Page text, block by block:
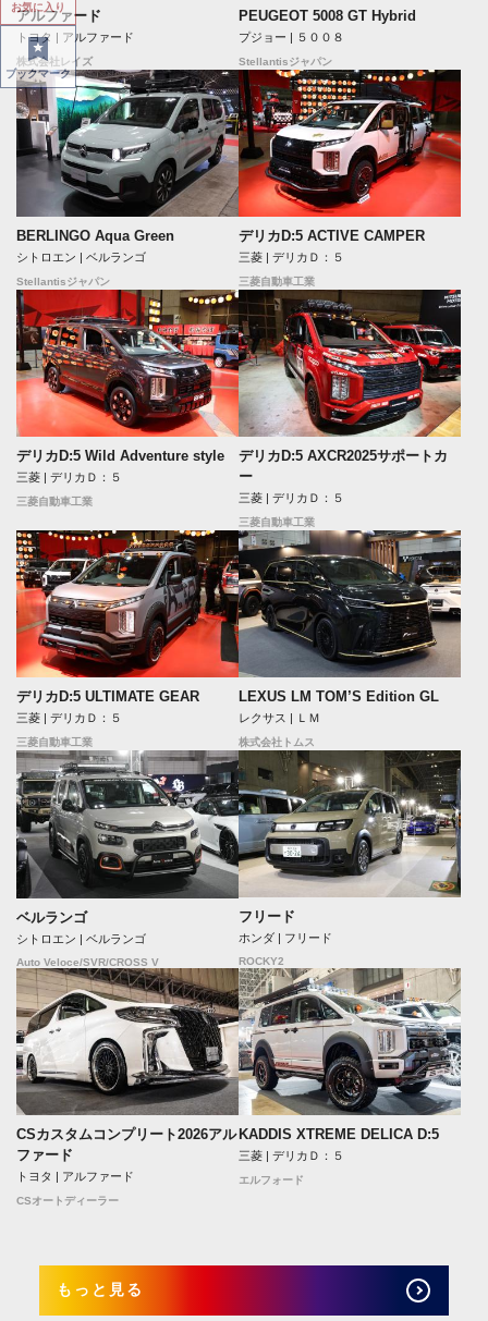
アルファード
トヨタ | アルファード
株式会社レイズ
PEUGEOT 5008 GT Hybrid
プジョー | ５００８
Stellantisジャパン
BERLINGO Aqua Green
シトロエン | ベルランゴ
Stellantisジャパン
デリカD:5 ACTIVE CAMPER
三菱 | デリカＤ：５
三菱自動車工業
デリカD:5 Wild Adventure style
三菱 | デリカＤ：５
三菱自動車工業
デリカD:5 AXCR2025サポートカ
ー
三菱 | デリカＤ：５
三菱自動車工業
デリカD:5 ULTIMATE GEAR
三菱 | デリカＤ：５
三菱自動車工業
LEXUS LM TOM’S Edition GL
レクサス | ＬＭ
株式会社トムス
ベルランゴ
シトロエン | ベルランゴ
Auto Veloce/SVR/CROSS V
フリード
ホンダ | フリード
ROCKY2
CSカスタムコンプリート2026アル
ファード
トヨタ | アルファード
CSオートディーラー
KADDIS XTREME DELICA D:5
三菱 | デリカＤ：５
エルフォード
もっと見る
お気に入り
ブックマーク